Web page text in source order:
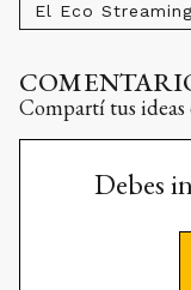
El Eco Streaming
Compartí tus ideas
Debes